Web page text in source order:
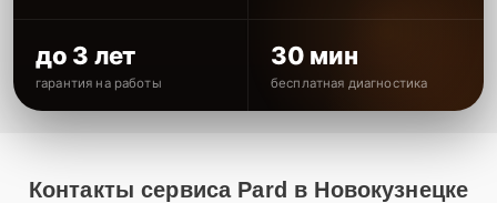
до 3 лет
гарантия на работы
30 мин
бесплатная диагностика
Контакты сервиса Pard в Новокузнецке